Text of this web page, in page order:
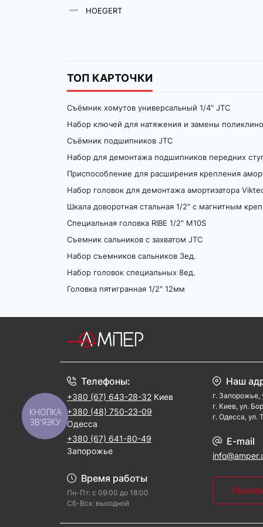
инструмента
Шланги поливочные
HOEGERT
ТОП КАРТОЧКИ
Съёмник хомутов универсальный 1/4" JTC
Набор ключей для натяжения и замены
Съёмник подшипников JTC
Набор для демонтажа подшипников передних
Набор головок для демонтажа амортизатора
Шкала доворотная стальная 1/2" с магнитным
Специальная головка RIBE 1/2" M10S
Съемник сальников с захватом JTC
Набор съемников сальников 3ед.
Набор головок специальных 8ед.
Головка пятигранная 1/2" 12мм
Телефоны:
+380 (67) 643-28-32 Киев
+380 (48) 750-23-09
Одесса
+380 (67) 641-80-49
Запорожье
Время работы
Пн-Пт: с 09:00 до 18:00
Cб-Вск: выходной
Наш
г. Запорожье,
г. Киев, ул.
г. Одесса, ул.
E-mail
КНОПКА
ЗВ'ЯЗКУ